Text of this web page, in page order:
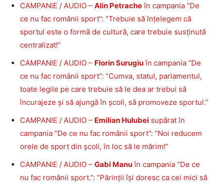
CAMPANIE / AUDIO – Alin Petracheîn campania “De
ce nu fac românii sport”: “Trebuie să înțelegem că
sportul este o formă de cultură, care trebuie susținută
centralizat!”
CAMPANIE / AUDIO – Florin Surugiuîn campania “De
ce nu fac românii sport”: “Cumva, statul, parlamentul,
toate legile pe care trebuie să le dea ar trebui să
încurajeze și să ajungă în școli, să promoveze sportul.”
CAMPANIE / AUDIO – Emilian Hulubei supărat în
campania “De ce nu fac românii sport”: “Noi reducem
orele de sport din școli, în loc să le mărim!”
CAMPANIE / AUDIO – Gabi Manuîn campania “De ce
nu fac românii sport.”: “Părinții își doresc ca cei mici să